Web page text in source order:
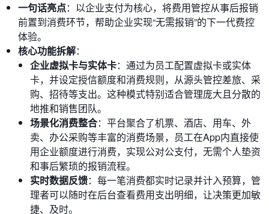
一句话亮点：以企业支付为核心，将费用管控从事后报销
前置到消费环节，帮助企业实现“无需报销”的下一代费控
体验。
核心功能拆解：
企业虚拟卡与实体卡：通过为员工配置虚拟卡或实体
卡，并设定授信额度和消费规则，从源头管控差旅、采
购、招待等支出。这种模式特别适合管理庞大且分散的
地推和销售团队。
场景化消费整合：平台聚合了机票、酒店、用车、外
卖、办公采购等丰富的消费场景，员工在App内直接使
用企业额度进行消费，实现公对公支付，无需个人垫资
和事后繁琐的报销流程。
实时数据反馈：每一笔消费都实时记录并计入预算，管
理者可以随时在后台查看费用支出明细，让决策更加敏
捷、及时。